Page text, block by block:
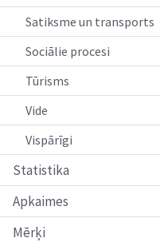
Satiksme un transports
Sociālie procesi
Tūrisms
Vide
Vispārīgi
Statistika
Apkaimes
Mērķi